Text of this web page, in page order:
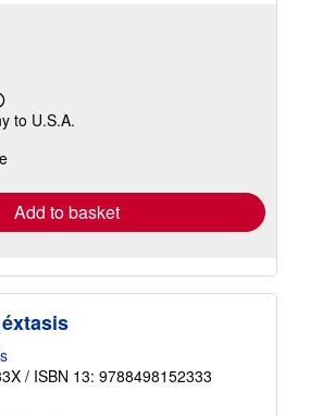
to U.S.A.
Add to basket
/ ISBN 13: 9788498152333